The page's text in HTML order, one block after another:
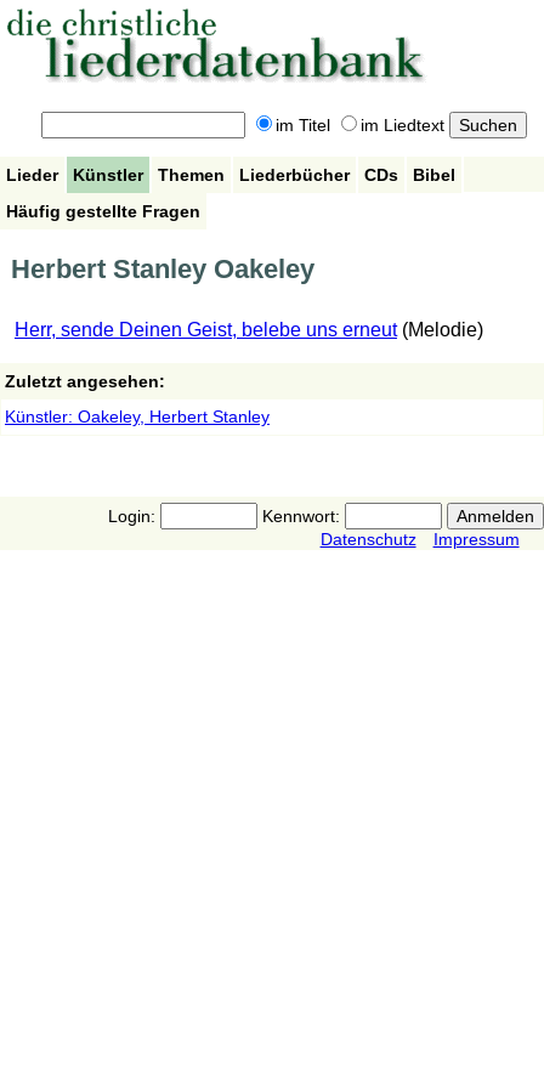
im Titel im Liedtext
Lieder Künstler Themen Liederbücher CDs
Bibel
Häufig gestellte Fragen
Herbert Stanley Oakeley
Herr, sende Deinen Geist, belebe uns erneut (Melodie)
Zuletzt angesehen:
Künstler: Oakeley, Herbert Stanley
Login:
Kennwort:
Datenschutz
Impressum